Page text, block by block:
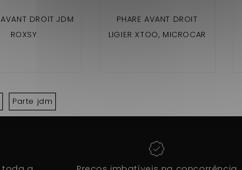
AVANT DROIT JDM
ROXSY
PHARE AVANT DROIT
LIGIER XTOO, MICROCAR
Parte jdm